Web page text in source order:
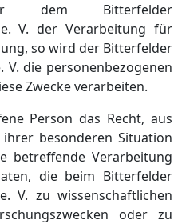
dem Bitterfelder
V. der Verarbeitung für
so wird der Bitterfelder
V. die personenbezogenen
Zwecke verarbeiten.
Person das Recht, aus
besonderen Situation
betreffende Verarbeitung
die beim Bitterfelder
V. zu wissenschaftlichen
oder zu